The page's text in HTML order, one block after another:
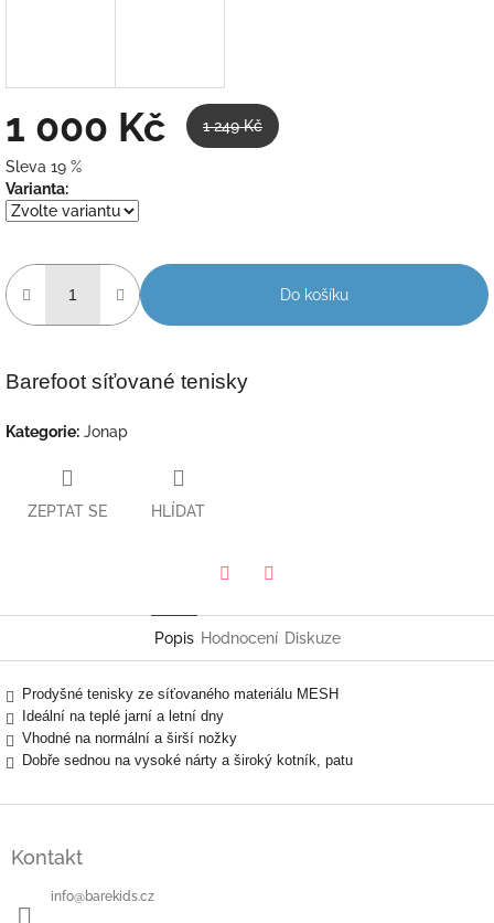
1 000 Kč 1 249 Kč
Sleva 19 %
Měrná
cena:
Varianta:
Do košíku
Barefoot síťované tenisky
Kategorie: Jonap
ZEPTAT SE HLÍDAT
Popis Hodnocení Diskuze
Prodyšné tenisky ze síťovaného materiálu MESH
Ideální na teplé jarní a letní dny
Vhodné na normální a širší nožky
Dobře sednou na vysoké nárty a široký kotník, patu
Kontakt
info@barekids.cz